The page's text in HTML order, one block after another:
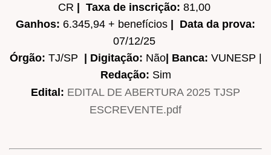
CR | Taxa de inscrição: 81,00
Ganhos: 6.345,94 + benefícios | Data da prova:
07/12/25
Órgão: TJ/SP | Digitação: Não| Banca: VUNESP |
Redação: Sim
Edital: EDITAL DE ABERTURA 2025 TJSP
ESCREVENTE.pdf